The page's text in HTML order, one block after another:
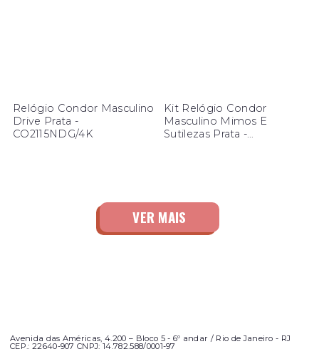
Relógio Condor Masculino
Drive Prata -
CO2115NDG/4K
Kit Relógio Condor
Masculino Mimos E
Sutilezas Prata -
Avenida das Américas, 4.200 – Bloco 5 - 6º andar / Rio de Janeiro - RJ
CEP.: 22640-907 CNPJ: 14.782.588/0001-97